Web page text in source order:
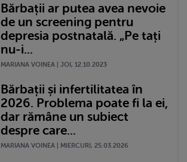
Bărbații ar putea avea nevoie
de un screening pentru
depresia postnatală. „Pe tați
nu-i...
MARIANA VOINEA | JOI, 12.10.2023
Bărbații și infertilitatea în
2026. Problema poate fi la ei,
dar rămâne un subiect
despre care...
MARIANA VOINEA | MIERCURI, 25.03.2026